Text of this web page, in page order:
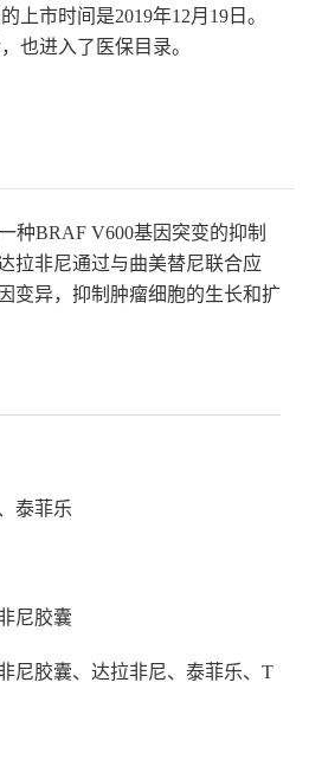
上市时间是2019年12月19日。
也进入了医保目录。
种BRAF V600基因突变的抑制
拉非尼通过与曲美替尼联合应
变异，抑制肿瘤细胞的生长和扩
泰菲乐
尼胶囊
尼胶囊、达拉非尼、泰菲乐、T